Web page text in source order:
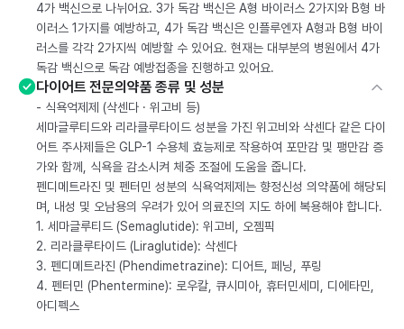
4가 백신으로 나뉘어요. 3가 독감 백신은 A형 바이러스 2가지와 B형 바
이러스 1가지를 예방하고, 4가 독감 백신은 인플루엔자 A형과 B형 바이
러스를 각각 2가지씩 예방할 수 있어요. 현재는 대부분의 병원에서 4가
독감 백신으로 독감 예방접종을 진행하고 있어요.
다이어트 전문의약품 종류 및 성분
- 식욕억제제 (삭센다 · 위고비 등)
세마글루티드와 리라클루타이드 성분을 가진 위고비와 삭센다 같은 다이
어트 주사제들은 GLP-1 수용체 효능제로 작용하여 포만감 및 팽만감 증
가와 함께, 식욕을 감소시켜 체중 조절에 도움을 줍니다.
펜디메트라진 및 펜터민 성분의 식욕억제제는 향정신성 의약품에 해당되
며, 내성 및 오남용의 우려가 있어 의료진의 지도 하에 복용해야 합니다.
1. 세마글루티드 (Semaglutide): 위고비, 오젬픽
2. 리라클루타이드 (Liraglutide): 삭센다
3. 펜디메트라진 (Phendimetrazine): 디어트, 페닝, 푸링
4. 펜터민 (Phentermine): 로우칼, 큐시미아, 휴터민세미, 디에타민,
아디펙스